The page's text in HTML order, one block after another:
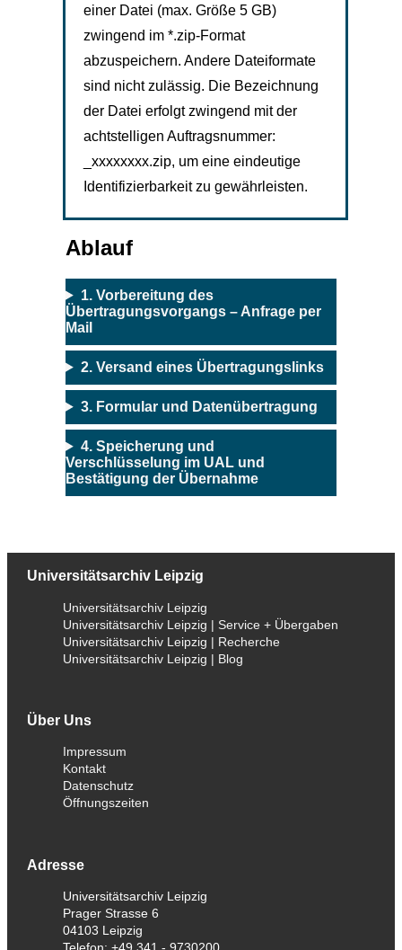
einer Datei (max. Größe 5 GB)
zwingend im *.zip-Format
abzuspeichern. Andere Dateiformate
sind nicht zulässig. Die Bezeichnung
der Datei erfolgt zwingend mit der
achtstelligen Auftragsnummer:
_xxxxxxxx.zip, um eine eindeutige
Identifizierbarkeit zu gewährleisten.
Ablauf
1. Vorbereitung des
Übertragungsvorgangs – Anfrage per
Mail
2. Versand eines Übertragungslinks
3. Formular und Datenübertragung
4. Speicherung und
Verschlüsselung im UAL und
Bestätigung der Übernahme
Universitätsarchiv Leipzig
Universitätsarchiv Leipzig
Universitätsarchiv Leipzig | Service + Übergaben
Universitätsarchiv Leipzig | Recherche
Universitätsarchiv Leipzig | Blog
Über Uns
Impressum
Kontakt
Datenschutz
Öffnungszeiten
Adresse
Universitätsarchiv Leipzig
Prager Strasse 6
04103 Leipzig